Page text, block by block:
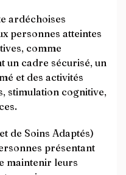
ardéchoises
personnes atteintes
comme
un cadre sécurisé, un
et des activités
stimulation cognitive,
de Soins Adaptés)
présentant
maintenir leurs